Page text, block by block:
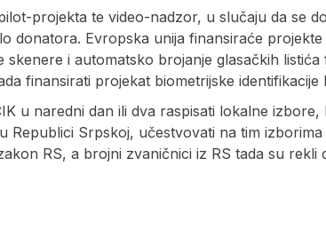
projekta te video-nadzor, u slučaju da se
donatora. Evropska unija finansiraće
i automatsko brojanje glasačkih
finansirati projekat biometrijske identifikacije
u naredni dan ili dva raspisati lokalne
Republici Srpskoj, učestvovati na tim
RS, a brojni zvaničnici iz RS tada su